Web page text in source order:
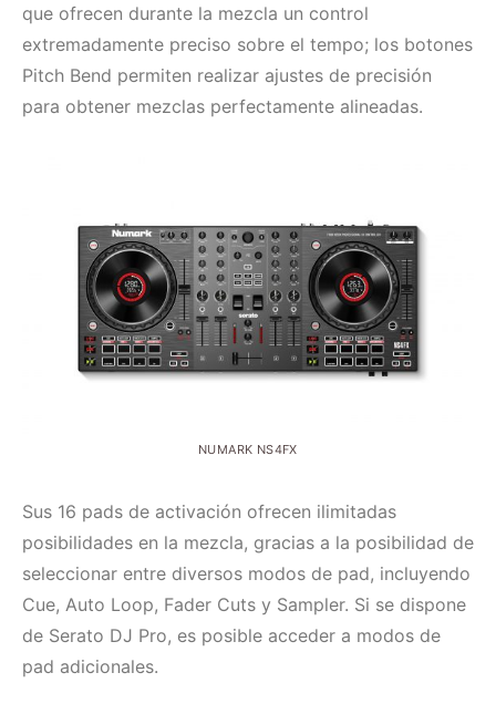
que ofrecen durante la mezcla un control
extremadamente preciso sobre el tempo; los botones
Pitch Bend permiten realizar ajustes de precisión
para obtener mezclas perfectamente alineadas.
NUMARK NS4FX
Sus 16 pads de activación ofrecen ilimitadas
posibilidades en la mezcla, gracias a la posibilidad de
seleccionar entre diversos modos de pad, incluyendo
Cue, Auto Loop, Fader Cuts y Sampler. Si se dispone
de Serato DJ Pro, es posible acceder a modos de
pad adicionales.